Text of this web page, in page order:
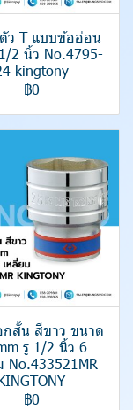
ว T แบบข้ออ่อน
2 นิ้ว No.4795-
kingtony
฿0
สั้น สีขาว ขนาด
รู 1/2 นิ้ว 6
No.433521MR
฿0